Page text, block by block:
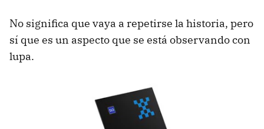
No significa que vaya a repetirse la historia, pero
sí que es un aspecto que se está observando con
lupa.